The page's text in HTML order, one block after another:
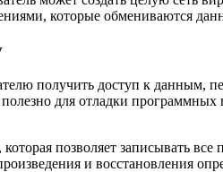
которые обмениваются
получить доступ к данным,
для отладки
позволяет записывать
и восстановления